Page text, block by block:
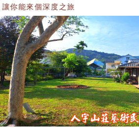
你能來個深度之旅